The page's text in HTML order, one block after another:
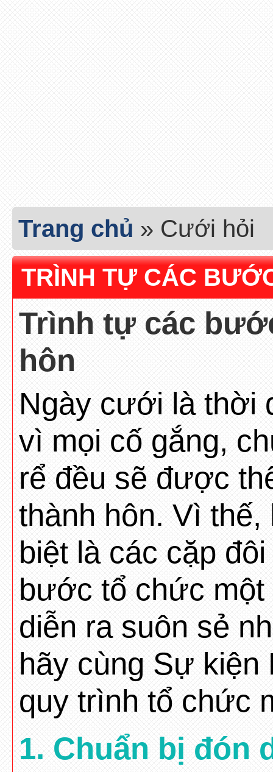
Trang chủ » Cưới hỏi
TRÌNH TỰ CÁC
HÔN
Trình tự các
hôn
Ngày cưới là thời
vì mọi cố gắng,
rể đều sẽ được
thành hôn. Vì
biệt là các cặp
bước tổ chức
diễn ra suôn sẻ
hãy cùng Sự kiện
quy trình tổ chức
1. Chuẩn bị đón